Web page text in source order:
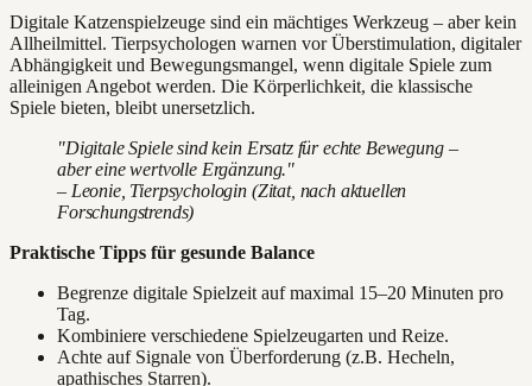
Digitale Katzenspielzeuge sind ein mächtiges Werkzeug – aber kein
Allheilmittel. Tierpsychologen warnen vor Überstimulation, digitaler
Abhängigkeit und Bewegungsmangel, wenn digitale Spiele zum
alleinigen Angebot werden. Die Körperlichkeit, die klassische
Spiele bieten, bleibt unersetzlich.
"Digitale Spiele sind kein Ersatz für echte Bewegung –
aber eine wertvolle Ergänzung."
– Leonie, Tierpsychologin (Zitat, nach aktuellen
Forschungstrends)
Praktische Tipps für gesunde Balance
Begrenze digitale Spielzeit auf maximal 15–20 Minuten pro
Tag.
Kombiniere verschiedene Spielzeugarten und Reize.
Achte auf Signale von Überforderung (z.B. Hecheln,
apathisches Starren).